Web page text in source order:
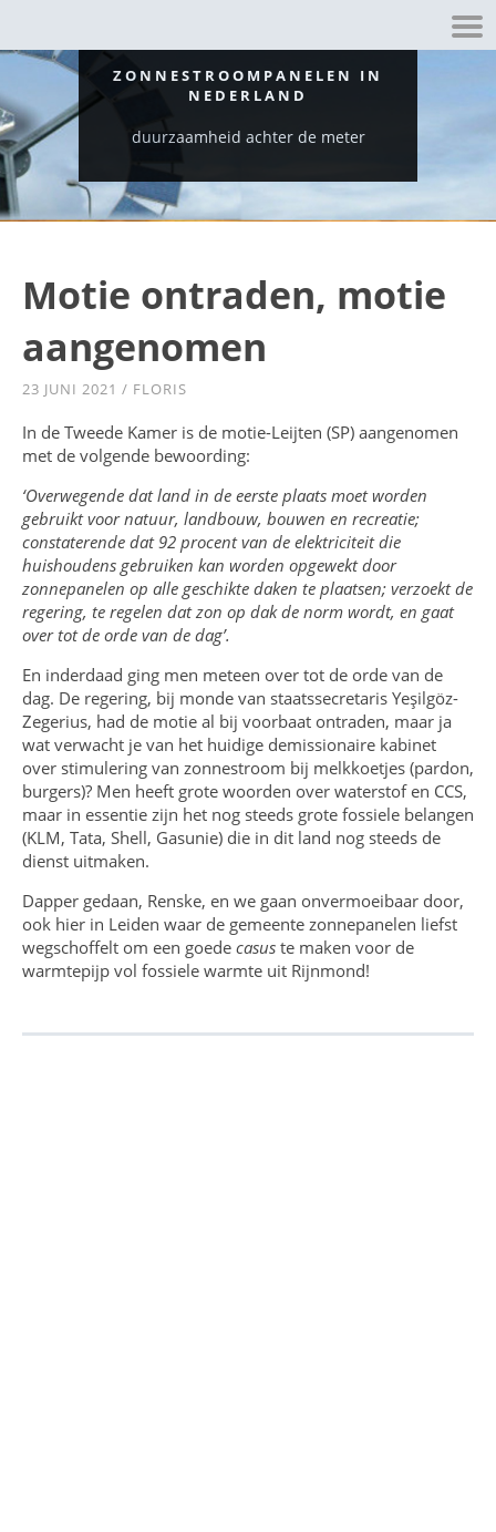
ZONNESTROOMPANELEN IN
NEDERLAND
duurzaamheid achter de meter
Motie ontraden, motie
aangenomen
23 JUNI 2021 / FLORIS
In de Tweede Kamer is de motie-Leijten (SP) aangenomen
met de volgende bewoording:
‘Overwegende dat land in de eerste plaats moet worden
gebruikt voor natuur, landbouw, bouwen en recreatie;
constaterende dat 92 procent van de elektriciteit die
huishoudens gebruiken kan worden opgewekt door
zonnepanelen op alle geschikte daken te plaatsen; verzoekt de
regering, te regelen dat zon op dak de norm wordt, en gaat
over tot de orde van de dag’.
En inderdaad ging men meteen over tot de orde van de
dag. De regering, bij monde van staatssecretaris Yeşilgöz-
Zegerius, had de motie al bij voorbaat ontraden, maar ja
wat verwacht je van het huidige demissionaire kabinet
over stimulering van zonnestroom bij melkkoetjes (pardon,
burgers)? Men heeft grote woorden over waterstof en CCS,
maar in essentie zijn het nog steeds grote fossiele belangen
(KLM, Tata, Shell, Gasunie) die in dit land nog steeds de
dienst uitmaken.
Dapper gedaan, Renske, en we gaan onvermoeibaar door,
ook hier in Leiden waar de gemeente zonnepanelen liefst
wegschoffelt om een goede casus te maken voor de
warmtepijp vol fossiele warmte uit Rijnmond!